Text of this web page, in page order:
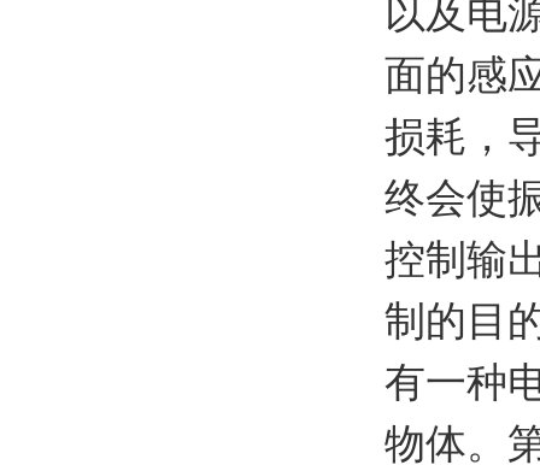
以及电
面的感
损耗，
终会使
控制输
制的目
有一种
物体。